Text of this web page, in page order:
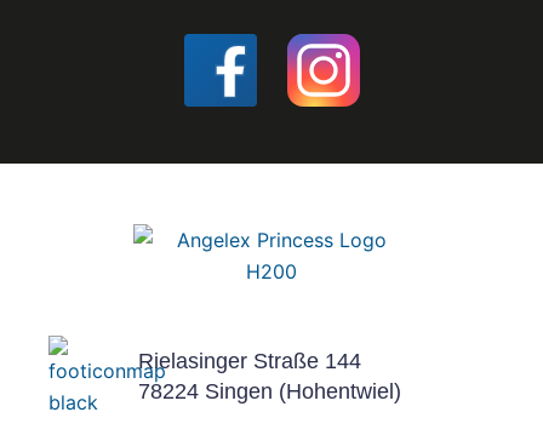
I
c
o
n
I
c
o
n
Rielasinger Straße 144
78224 Singen (Hohentwiel)